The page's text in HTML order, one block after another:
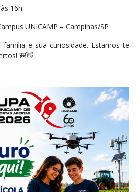
16h
UNICAMP – Campinas/SP
e sua curiosidade. Estamos te
🎒👋